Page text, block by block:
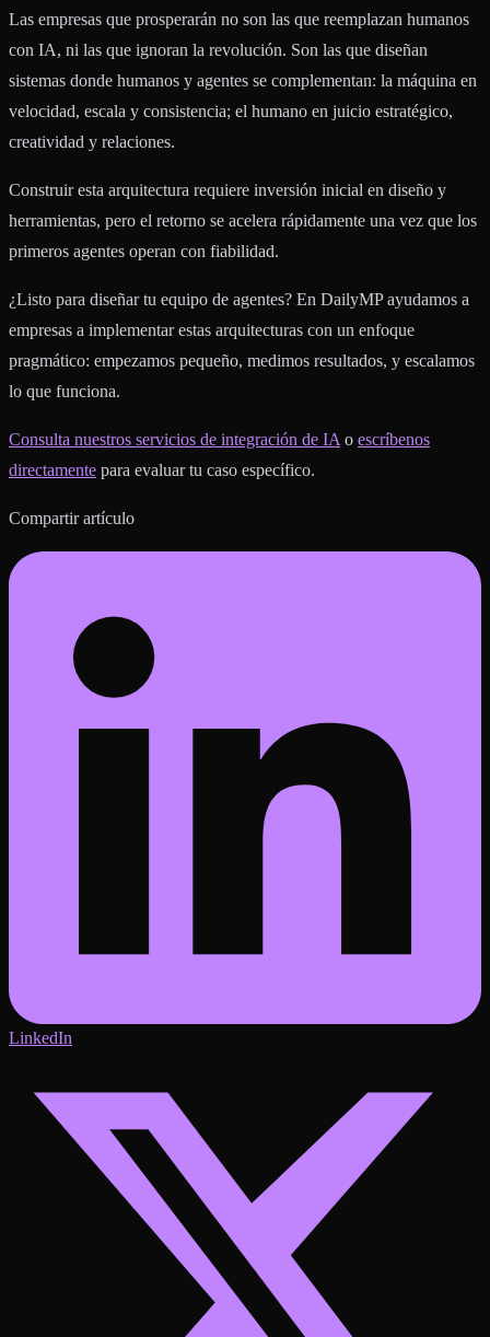
Las empresas que prosperarán no son las que reemplazan humanos
con IA, ni las que ignoran la revolución. Son las que diseñan
sistemas donde humanos y agentes se complementan: la máquina en
velocidad, escala y consistencia; el humano en juicio estratégico,
creatividad y relaciones.
Construir esta arquitectura requiere inversión inicial en diseño y
herramientas, pero el retorno se acelera rápidamente una vez que los
primeros agentes operan con fiabilidad.
¿Listo para diseñar tu equipo de agentes? En DailyMP ayudamos a
empresas a implementar estas arquitecturas con un enfoque
pragmático: empezamos pequeño, medimos resultados, y escalamos
lo que funciona.
Consulta nuestros servicios de integración de IA o escríbenos
directamente para evaluar tu caso específico.
Compartir artículo
LinkedIn